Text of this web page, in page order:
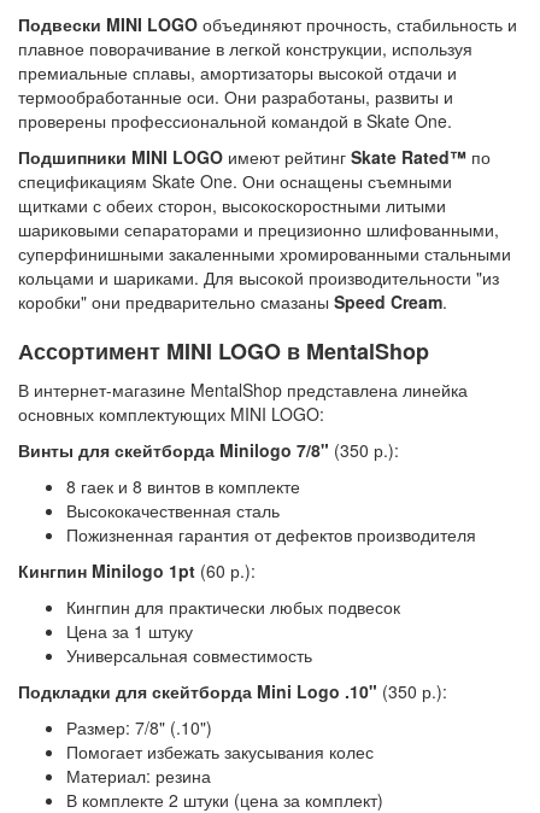
Подвески MINI LOGO объединяют прочность, стабильность и
плавное поворачивание в легкой конструкции, используя
премиальные сплавы, амортизаторы высокой отдачи и
термообработанные оси. Они разработаны, развиты и
проверены профессиональной командой в Skate One.
Подшипники MINI LOGO имеют рейтинг Skate Rated™ по
спецификациям Skate One. Они оснащены съемными
щитками с обеих сторон, высокоскоростными литыми
шариковыми сепараторами и прецизионно шлифованными,
суперфинишными закаленными хромированными стальными
кольцами и шариками. Для высокой производительности "из
коробки" они предварительно смазаны Speed Cream.
Ассортимент MINI LOGO в MentalShop
В интернет-магазине MentalShop представлена линейка
основных комплектующих MINI LOGO:
Винты для скейтборда Minilogo 7/8" (350 р.):
8 гаек и 8 винтов в комплекте
Высококачественная сталь
Пожизненная гарантия от дефектов производителя
Кингпин Minilogo 1pt (60 р.):
Кингпин для практически любых подвесок
Цена за 1 штуку
Универсальная совместимость
Подкладки для скейтборда Mini Logo .10" (350 р.):
Размер: 7/8" (.10")
Помогает избежать закусывания колес
Материал: резина
В комплекте 2 штуки (цена за комплект)